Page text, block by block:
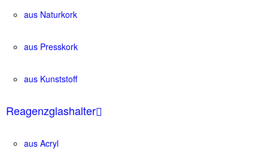
aus Naturkork
aus Presskork
aus Kunststoff
Reagenzglashalter
aus Acryl